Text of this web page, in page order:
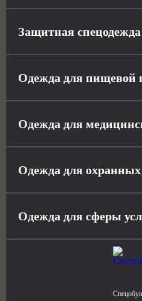
Защитная спецодежда
Одежда для пищевой
Одежда для
Одежда для охранных
Одежда для сферы